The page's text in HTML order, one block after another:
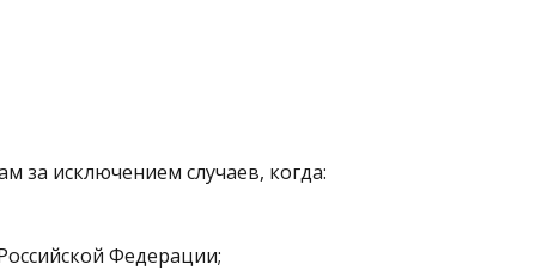
за исключением случаев, когда:
Федерации;